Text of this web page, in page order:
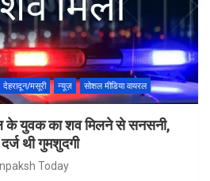
देहरादून/मसूरी न्यूज़ सोशल मीडिया वायरल
के युवक का शव मिलने से सनसनी,
थी गुमशुदगी
Today